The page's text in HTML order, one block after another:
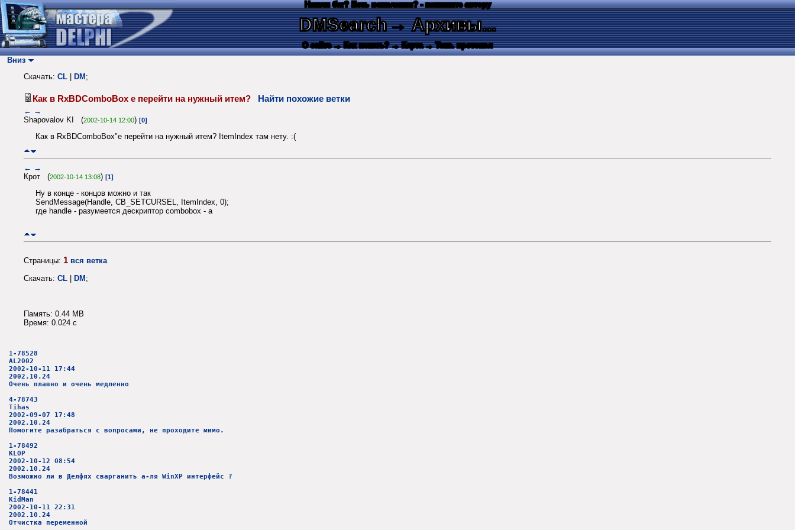
Нашли баг? Есть пожелания? - напишите автору
DMSearch→ Архивы...
О сайте → Как искать? → Карта → Текс. протокол
Вниз
Скачать: CL DM ;
Как в RxBDComboBox e перейти на нужный итем? Найти похожие ветки
← →
Shapovalov KI (2002-10-14 12:00) [0]
Как в RxBDComboBox"e перейти на нужный итем? ItemIndex там нету. :(
← →
Крот (2002-10-14 13:08) [1]
Ну в конце - концов можно и так
SendMessage(Handle, CB_SETCURSEL, ItemIndex, 0);
где handle - разумеется дескриптор combobox - a
Страницы: 1 вся ветка
Скачать: CL DM ;
Память: 0.44 MB
Время: 0.024 c
1-78528
AL2002
2002-10-11 17:44
2002.10.24
Очень плавно и очень медленно
4-78743
Tihas
2002-09-07 17:48
2002.10.24
Помогите разабраться с вопросами, не проходите мимо.
1-78492
KLOP
2002-10-12 08:54
2002.10.24
Возможно ли в Делфях сварганить а-ля WinXP интерфейс ?
1-78441
KidMan
2002-10-11 22:31
2002.10.24
Отчистка переменной